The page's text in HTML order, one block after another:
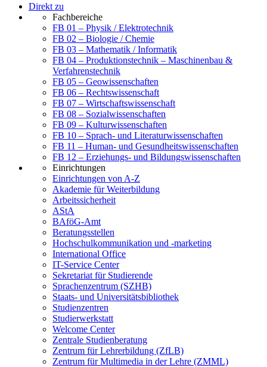
Direkt zu
Fachbereiche
FB 01 – Physik / Elektrotechnik
FB 02 – Biologie / Chemie
FB 03 – Mathematik / Informatik
FB 04 – Produktionstechnik – Maschinenbau &
Verfahrenstechnik
FB 05 – Geowissenschaften
FB 06 – Rechtswissenschaft
FB 07 – Wirtschaftswissenschaft
FB 08 – Sozialwissenschaften
FB 09 – Kulturwissenschaften
FB 10 – Sprach- und Literaturwissenschaften
FB 11 – Human- und Gesundheitswissenschaften
FB 12 – Erziehungs- und Bildungswissenschaften
Einrichtungen
Einrichtungen von A-Z
Akademie für Weiterbildung
Arbeitssicherheit
AStA
BAföG-Amt
Beratungsstellen
Hochschulkommunikation und -marketing
International Office
IT-Service Center
Sekretariat für Studierende
Sprachenzentrum (SZHB)
Staats- und Universitätsbibliothek
Studienzentren
Studierwerkstatt
Welcome Center
Zentrale Studienberatung
Zentrum für Lehrerbildung (ZfLB)
Zentrum für Multimedia in der Lehre (ZMML)